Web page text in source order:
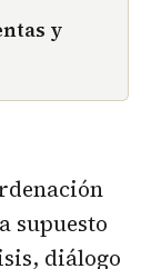
y
supuesto
diálogo